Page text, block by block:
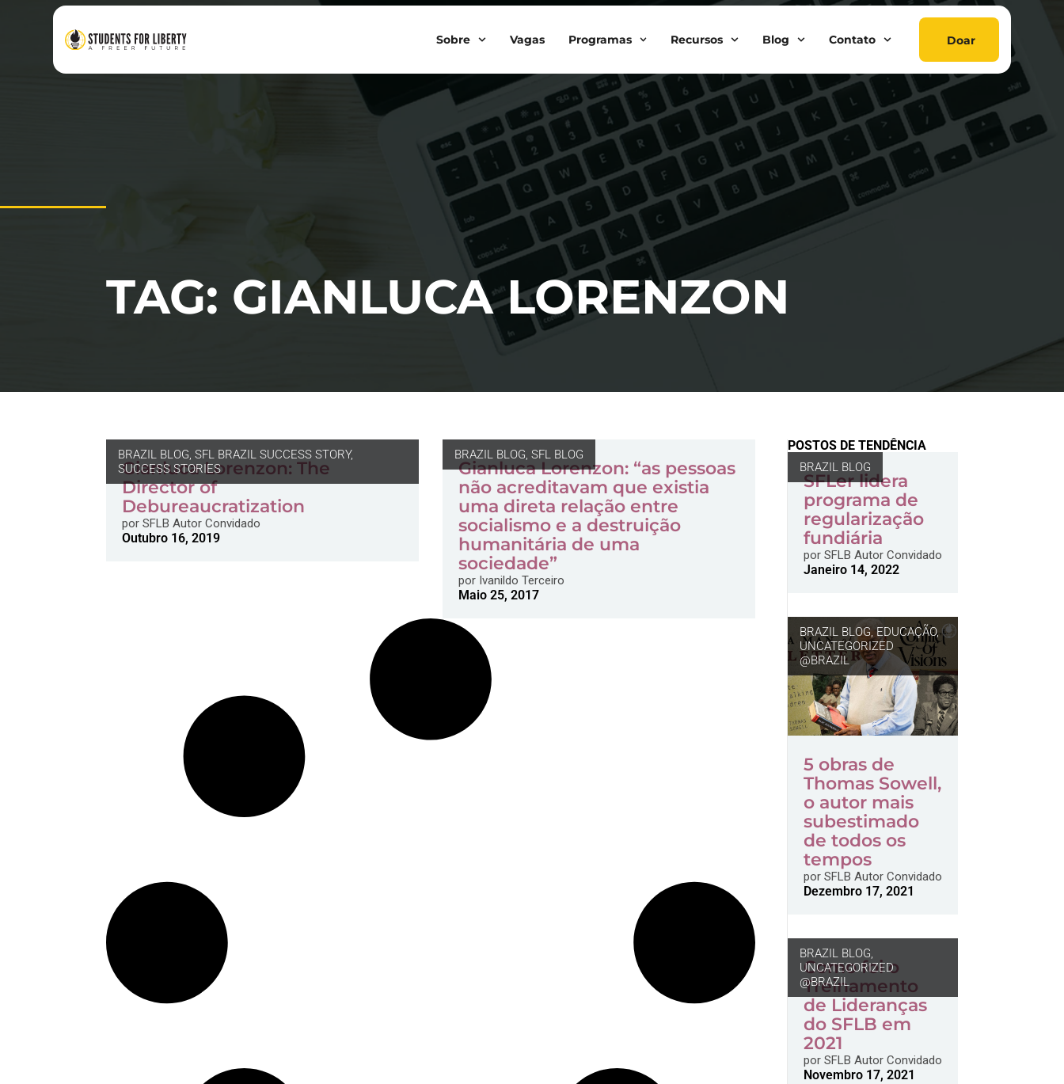
Sobre Vagas Programas Recursos Blog Contato Doar
TAG: GIANLUCA LORENZON
BRAZIL BLOG,SFL BRAZIL SUCCESS STORY,
SUCCESS STORIES
Gianluca Lorenzon: The
Director of
Debureaucratization
por SFLB Autor Convidado
Outubro 16, 2019
BRAZIL BLOG, SFL BLOG
Gianluca Lorenzon: “as pessoas
não acreditavam que existia
uma direta relação entre
socialismo e a destruição
humanitária de uma
sociedade”
porIvanildo Terceiro
Maio 25, 2017
POSTOS DE TENDÊNCIA
BRAZIL BLOG
SFLer lidera
programa de
regularização
fundiária
porSFLB Autor Convidado
Janeiro 14, 2022
BRAZIL BLOG,EDUCAÇÃO,
UNCATEGORIZED
@BRAZIL
5 obras de
Thomas Sowell,
o autor mais
subestimado
de todos os
tempos
porSFLB Autor Convidado
Dezembro 17, 2021
BRAZIL BLOG,
UNCATEGORIZED
@BRAZIL
Como foi o
Treinamento
de Lideranças
do SFLB em
2021
porSFLB Autor Convidado
Novembro 17, 2021